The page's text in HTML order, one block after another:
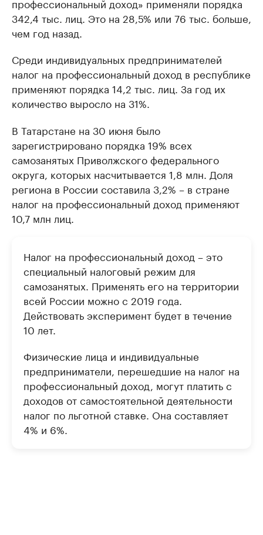
профессиональный доход» применяли порядка
342,4 тыс. лиц. Это на 28,5% или 76 тыс. больше,
чем год назад.
Среди индивидуальных предпринимателей
налог на профессиональный доход в республике
применяют порядка 14,2 тыс. лиц. За год их
количество выросло на 31%.
В Татарстане на 30 июня было
зарегистрировано порядка 19% всех
самозанятых Приволжского федерального
округа, которых насчитывается 1,8 млн. Доля
региона в России составила 3,2% – в стране
налог на профессиональный доход применяют
10,7 млн лиц.
Налог на профессиональный доход – это
специальный налоговый режим для
самозанятых. Применять его на территории
всей России можно с 2019 года.
Действовать эксперимент будет в течение
10 лет.
Физические лица и индивидуальные
предприниматели, перешедшие на налог на
профессиональный доход, могут платить с
доходов от самостоятельной деятельности
налог по льготной ставке. Она составляет
4% и 6%.